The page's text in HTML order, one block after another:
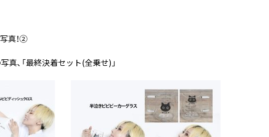
真！②
、「最終決着セット(全乗せ)」